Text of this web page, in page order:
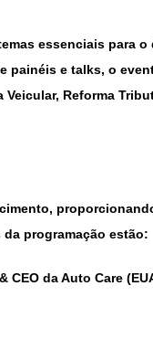
essenciais para
painéis e talks, o
Reforma
programação estão:
CEO da Auto Care